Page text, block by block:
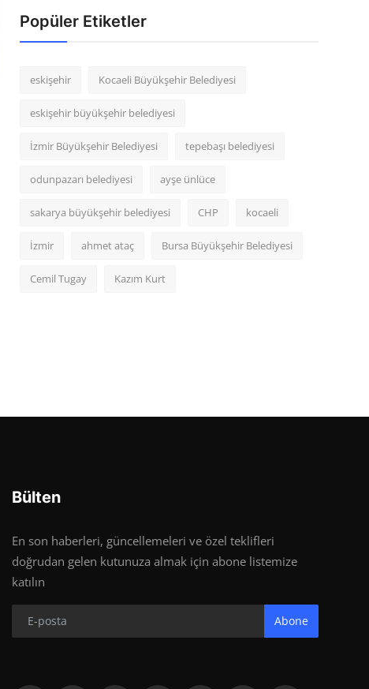
Popüler Etiketler
eskişehir Kocaeli Büyükşehir Belediyesi
eskişehir büyükşehir belediyesi
İzmir Büyükşehir Belediyesi tepebaşı belediyesi
odunpazarı belediyesi ayşe ünlüce
sakarya büyükşehir belediyesi CHP kocaeli
İzmir ahmet ataç Bursa Büyükşehir Belediyesi
Cemil Tugay Kazım Kurt
Bülten
En son haberleri, güncellemeleri ve özel teklifleri
doğrudan gelen kutunuza almak için abone listemize
katılın
Abone